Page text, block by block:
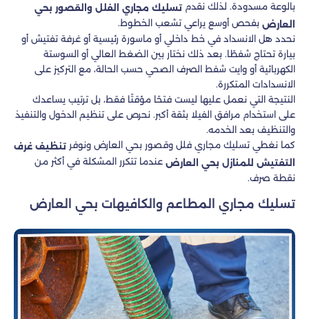
بالوعة مسدودة. لذلك نقدم تسليك مجاري الفلل والقصور بحي
العارض بفحص أوسع يراعي تشعب الخطوط.
نحدد هل الانسداد في خط داخلي أو ماسورة رئيسية أو غرفة تفتيش أو
بيارة تحتاج شفطًا. بعد ذلك نختار بين الضغط العالي أو السوستة
الكهربائية أو وايت شفط الصرف الصحي حسب الحالة، مع التركيز على
الانسدادات المتكررة.
النتيجة التي نعمل عليها ليست فتحًا مؤقتًا فقط، بل ترتيب يساعدك
على استخدام مرافق الفيلا بثقة أكبر. نحرص على تنظيم الدخول والتنفيذ
والتنظيف بعد الخدمه.
كما نغطي تسليك مجاري فلل وقصور بحي العارض ونوفر تنظيف غرف
التفتيش للمنازل بحي العارض عندما تتكرر المشكلة في أكثر من
نقطة صرف.
تسليك مجاري المطاعم والكافيهات بحي العارض